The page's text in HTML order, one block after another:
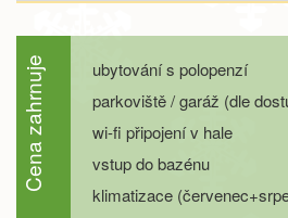
22.08. - 25.08.26 4 dny 5
22.08. - 26.08.26 5 dní
22.08. - 27.08.26 6 dní 9
22.08. - 29.08.26 8 dní
Cena zahrnuje
ubytování s polopenzí
parkoviště / garáž (dle
wi-fi připojení v hale
vstup do bazénu
klimatizace